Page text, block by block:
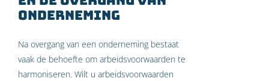
onderneming
Na overgang van een onderneming bestaat
vaak de behoefte om arbeidsvoorwaarden te
harmoniseren. Wilt u arbeidsvoorwaarden